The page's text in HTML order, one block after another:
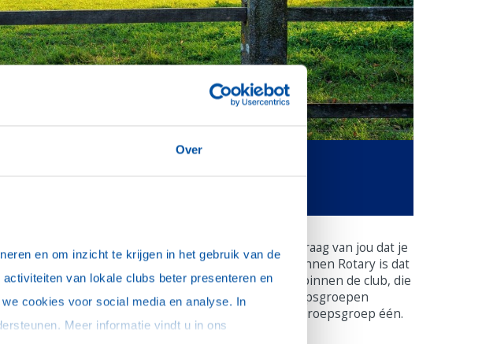
Over
en om inzicht te krijgen in het gebruik van de
van lokale clubs beter presenteren en
cookies voor social media en analyse. In
Arnhem?
Rotary
van
van de wereld.
Maar we weten dan natuurlijk graag van jou dat je
interesse hebt. De bedoeling binnen Rotary is dat
we mensen bij elkaar brengen binnen de club, die
uit allemaal verschillende beroepsgroepen
komen. En het liefst van elke beroepsgroep één.